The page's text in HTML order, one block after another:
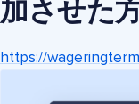
加させた
https://